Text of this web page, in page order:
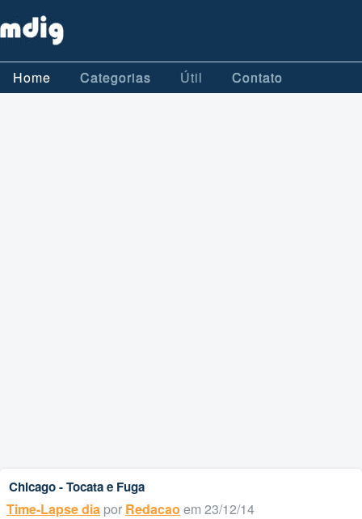
Home Categorias Útil Contato
Chicago - Tocata e Fuga
Time-Lapse dia por Redacao em 23/12/14